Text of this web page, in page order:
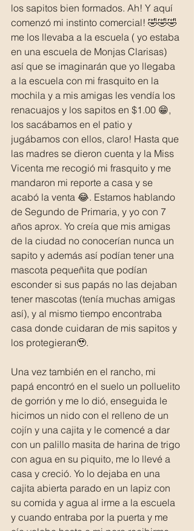
los sapitos bien formados. Ah! Y aquí
comenzó mi instinto comercial! 🤣🤣🤣
me los llevaba a la escuela ( yo estaba
en una escuela de Monjas Clarisas)
así que se imaginarán que yo llegaba
a la escuela con mi frasquito en la
mochila y a mis amigas les vendía los
renacuajos y los sapitos en $1.00 😁,
los sacábamos en el patio y
jugábamos con ellos, claro! Hasta que
las madres se dieron cuenta y la Miss
Vicenta me recogió mi frasquito y me
mandaron mi reporte a casa y se
acabó la venta 😂. Estamos hablando
de Segundo de Primaria, y yo con 7
años aprox. Yo creía que mis amigas
de la ciudad no conocerían nunca un
sapito y además así podían tener una
mascota pequeñita que podían
esconder si sus papás no las dejaban
tener mascotas (tenía muchas amigas
así), y al mismo tiempo encontraba
casa donde cuidaran de mis sapitos y
los protegieran🥹.
Una vez también en el rancho, mi
papá encontró en el suelo un polluelito
de gorrión y me lo dió, enseguida le
hicimos un nido con el relleno de un
cojín y una cajita y le comencé a dar
con un palillo masita de harina de trigo
con agua en su piquito, me lo llevé a
casa y creció. Yo lo dejaba en una
cajita abierta parado en un lapiz con
su comida y agua al irme a la escuela
y cuando entraba por la puerta y me